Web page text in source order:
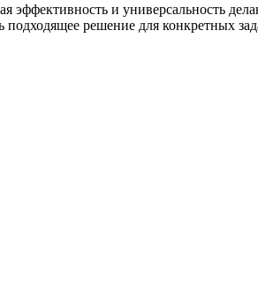
эффективность и универсальность
решение для конкретных